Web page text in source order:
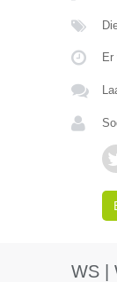
WS |